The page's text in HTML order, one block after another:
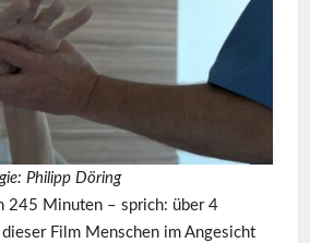
Philipp Döring
245 Minuten – sprich: über 4
Film Menschen im Angesicht